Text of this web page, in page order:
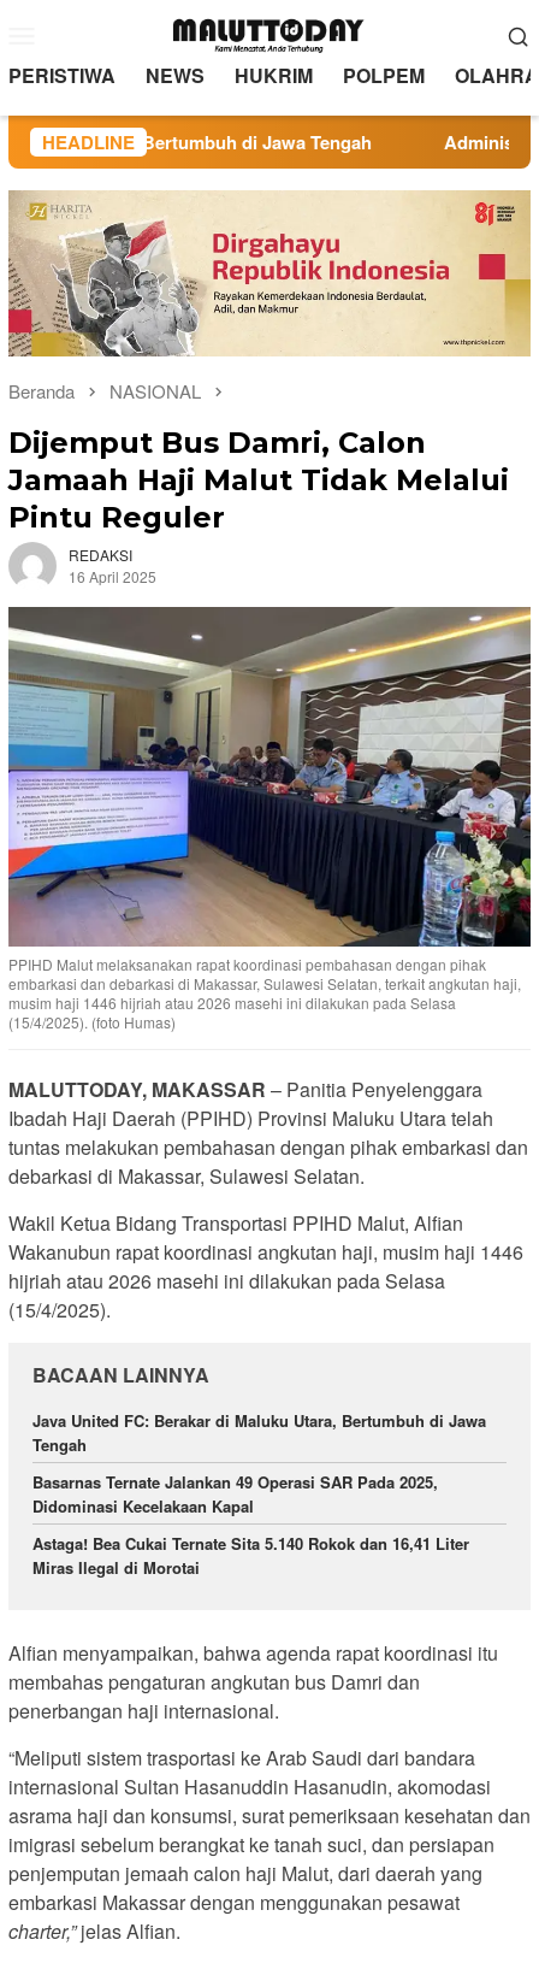
kontenMobile
PERISTIWA NEWS HUKRIM POLPEM
HEADLINE
Bertumbuh di Jawa Tengah Administrasi Veteran
Beranda NASIONAL
Dijemput Bus Damri, Calon
Jamaah Haji Malut Tidak Melalui
Pintu Reguler
REDAKSI
16 April 2025
PPIHD Malut melaksanakan rapat koordinasi pembahasan dengan pihak
embarkasi dan debarkasi di Makassar, Sulawesi Selatan, terkait angkutan haji,
musim haji 1446 hijriah atau 2026 masehi ini dilakukan pada Selasa
(15/4/2025). (foto Humas)
MALUTTODAY, MAKASSAR – Panitia Penyelenggara
Ibadah Haji Daerah (PPIHD) Provinsi Maluku Utara telah
tuntas melakukan pembahasan dengan pihak embarkasi dan
debarkasi di Makassar, Sulawesi Selatan.
Wakil Ketua Bidang Transportasi PPIHD Malut, Alfian
Wakanubun rapat koordinasi angkutan haji, musim haji 1446
hijriah atau 2026 masehi ini dilakukan pada Selasa
(15/4/2025).
BACAAN LAINNYA
Java United FC: Berakar di Maluku Utara, Bertumbuh di Jawa
Tengah
Basarnas Ternate Jalankan 49 Operasi SAR Pada 2025,
Didominasi Kecelakaan Kapal
Astaga! Bea Cukai Ternate Sita 5.140 Rokok dan 16,41 Liter
Miras Ilegal di Morotai
Alfian menyampaikan, bahwa agenda rapat koordinasi itu
membahas pengaturan angkutan bus Damri dan
penerbangan haji internasional.
“Meliputi sistem trasportasi ke Arab Saudi dari bandara
internasional Sultan Hasanuddin Hasanudin, akomodasi
asrama haji dan konsumsi, surat pemeriksaan kesehatan dan
imigrasi sebelum berangkat ke tanah suci, dan persiapan
penjemputan jemaah calon haji Malut, dari daerah yang
embarkasi Makassar dengan menggunakan pesawat
charter,”jelas Alfian.